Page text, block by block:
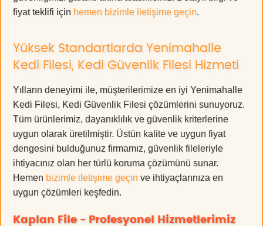
fiyat teklifi için hemen bizimle iletişime geçin.
Yüksek Standartlarda Yenimahalle
Kedi Filesi, Kedi Güvenlik Filesi Hizmeti
Yılların deneyimi ile, müşterilerimize en iyi Yenimahalle
Kedi Filesi, Kedi Güvenlik Filesi çözümlerini sunuyoruz.
Tüm ürünlerimiz, dayanıklılık ve güvenlik kriterlerine
uygun olarak üretilmiştir. Üstün kalite ve uygun fiyat
dengesini bulduğunuz firmamız, güvenlik fileleriyle
ihtiyacınız olan her türlü koruma çözümünü sunar.
Hemen bizimle iletişime geçin ve ihtiyaçlarınıza en
uygun çözümleri keşfedin.
Kaplan File - Profesyonel Hizmetlerimiz